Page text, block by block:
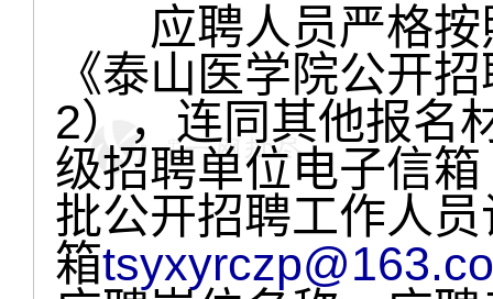
应聘人员严格按
《泰山医学院公开
2），连同其他报名
级招聘单位电子信
批公开招聘工作人
箱